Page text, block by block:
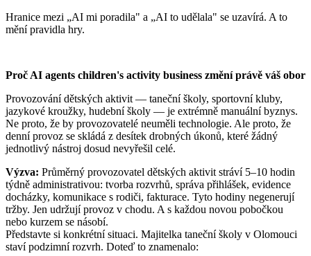
Hranice mezi „AI mi poradila" a „AI to udělala" se uzavírá. A to
mění pravidla hry.
Proč AI agents children's activity business změní právě váš obor
Provozování dětských aktivit — taneční školy, sportovní kluby,
jazykové kroužky, hudební školy — je extrémně manuální byznys.
Ne proto, že by provozovatelé neuměli technologie. Ale proto, že
denní provoz se skládá z desítek drobných úkonů, které žádný
jednotlivý nástroj dosud nevyřešil celé.
Výzva: Průměrný provozovatel dětských aktivit stráví 5–10 hodin
týdně administrativou: tvorba rozvrhů, správa přihlášek, evidence
docházky, komunikace s rodiči, fakturace. Tyto hodiny negenerují
tržby. Jen udržují provoz v chodu. A s každou novou pobočkou
nebo kurzem se násobí.
Představte si konkrétní situaci. Majitelka taneční školy v Olomouci
staví podzimní rozvrh. Doteď to znamenalo: